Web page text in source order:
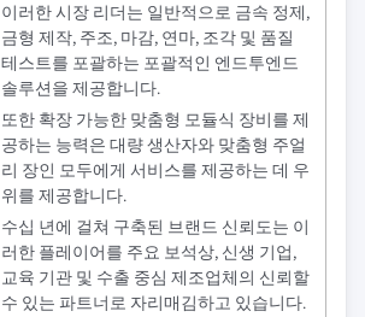
이러한 시장 리더는 일반적으로 금속 정제,
금형 제작, 주조, 마감, 연마, 조각 및 품질
테스트를 포괄하는 포괄적인 엔드투엔드
솔루션을 제공합니다.
또한 확장 가능한 맞춤형 모듈식 장비를 제
공하는 능력은 대량 생산자와 맞춤형 주얼
리 장인 모두에게 서비스를 제공하는 데 우
위를 제공합니다.
수십 년에 걸쳐 구축된 브랜드 신뢰도는 이
러한 플레이어를 주요 보석상, 신생 기업,
교육 기관 및 수출 중심 제조업체의 신뢰할
수 있는 파트너로 자리매김하고 있습니다.